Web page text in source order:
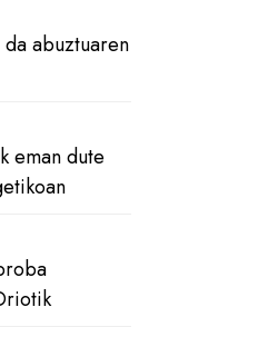
abuztuaren
eman dute